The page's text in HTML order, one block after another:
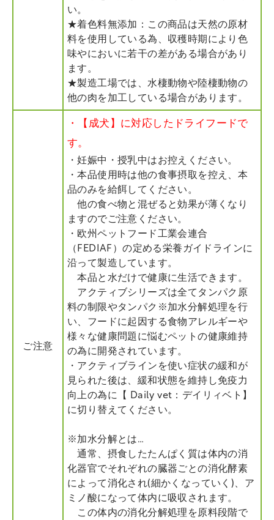
い。
★着色料無添加：この商品は天然の原材
料を使用している為、収穫時期により色
味やにおいに若干の差がある場合があり
ます。
★製造工場では、水棲動物や陸棲動物の
他の肉を加工している場合があります。
ご注意
・【成犬】に対応したドライフードで
す。
・妊娠中・授乳中はお控えください。
・本品使用時は他の食事摂取を控え、本
品のみを給餌してください。
他の食べ物と混ぜると効果が薄くなり
ますのでご注意ください。
・欧州ペットフード工業会連合
（FEDIAF）の定める栄養ガイドラインに
沿って製造しています。
本品と水だけで健康に生活できます。
アクティブシリーズは全てタンパク原
料の制限やタンパク※加水分解処理を行
い、フードに起因する食物アレルギーや
様々な健康問題に悩むペットの健康維持
の為に開発されています。
・アクティブラインを使い症状の緩和が
見られた後は、緩和状態を維持し免疫力
向上の為に【 Daily vet：デイリィベト】
に切り替えてください。
※加水分解とは…
通常、摂食したたんぱく質は体内の消
化器官でそれぞれの臓器ごとの消化酵素
によって消化され(細かくなっていく)、ア
ミノ酸になって体内に吸収されます。
この体内の消化分解処理を原料段階で